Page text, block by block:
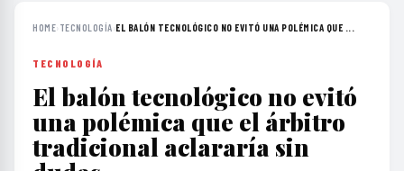
HOME› TECNOLOGÍA›EL BALÓN TECNOLÓGICO NO EVITÓ UNA POLÉMICA QUE ...
TECNOLOGÍA
El balón tecnológico no evitó
una polémica que el árbitro
tradicional aclararía sin